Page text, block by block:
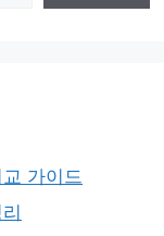
가이드